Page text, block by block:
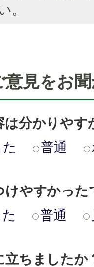
。
見をお
は分かりやす
普通
けやすかった
普通
立ちましたか